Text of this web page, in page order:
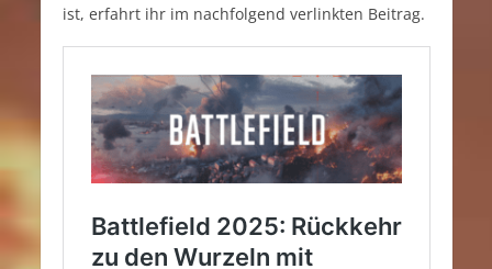
ist, erfahrt ihr im nachfolgend verlinkten Beitrag.